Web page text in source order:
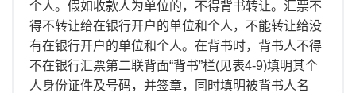
个人。假如收款人为单位的，不得背书转让。汇票不
得不转让给在银行开户的单位和个人，不能转让给没
有在银行开户的单位和个人。在背书时，背书人不得
不在银行汇票第二联背面“背书”栏(见表4-9)填明其个
人身份证件及号码，并签章，同时填明被背书人名